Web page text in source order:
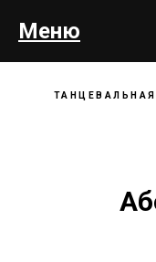
Меню
ТАНЦЕВАЛЬНАЯ